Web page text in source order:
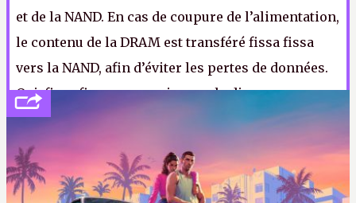
et de la NAND. En cas de coupure de l’alimentation,
le contenu de la DRAM est transféré fissa fissa
vers la NAND, afin d’éviter les pertes de données.
Oui, fissa fissa, comme je vous le dis.